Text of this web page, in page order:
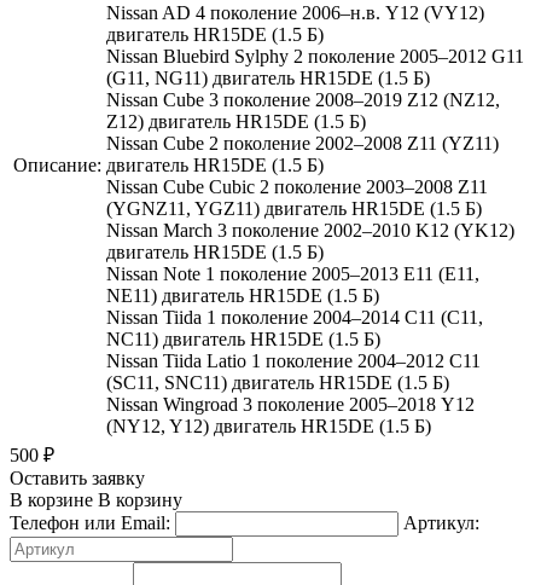
Описание:
Nissan AD 4 поколение 2006–н.в. Y12 (VY12)
двигатель HR15DE (1.5 Б)
Nissan Bluebird Sylphy 2 поколение 2005–2012 G11
(G11, NG11) двигатель HR15DE (1.5 Б)
Nissan Cube 3 поколение 2008–2019 Z12 (NZ12,
Z12) двигатель HR15DE (1.5 Б)
Nissan Cube 2 поколение 2002–2008 Z11 (YZ11)
двигатель HR15DE (1.5 Б)
Nissan Cube Cubic 2 поколение 2003–2008 Z11
(YGNZ11, YGZ11) двигатель HR15DE (1.5 Б)
Nissan March 3 поколение 2002–2010 K12 (YK12)
двигатель HR15DE (1.5 Б)
Nissan Note 1 поколение 2005–2013 E11 (E11,
NE11) двигатель HR15DE (1.5 Б)
Nissan Tiida 1 поколение 2004–2014 C11 (C11,
NC11) двигатель HR15DE (1.5 Б)
Nissan Tiida Latio 1 поколение 2004–2012 C11
(SC11, SNC11) двигатель HR15DE (1.5 Б)
Nissan Wingroad 3 поколение 2005–2018 Y12
(NY12, Y12) двигатель HR15DE (1.5 Б)
500 ₽
Оставить заявку
В корзине В корзину
Телефон или Email:
Артикул: